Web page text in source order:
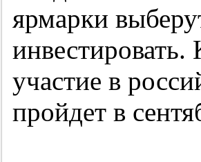
ярмарки
инвестировать.
участие в
пройдет в